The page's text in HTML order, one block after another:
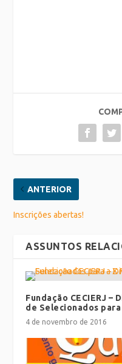
ANTERIOR
Inscrições abertas!
ASSUNTOS
Fundação CECIERJ
de Selecionados para
4 de novembro de 2016